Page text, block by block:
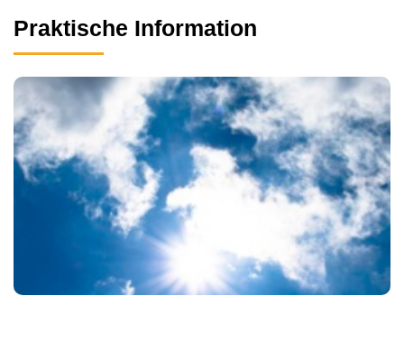
Praktische Information